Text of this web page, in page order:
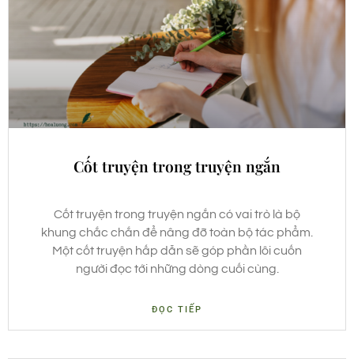
Cốt truyện trong truyện ngắn
Cốt truyện trong truyện ngắn có vai trò là bộ
khung chắc chắn để nâng đỡ toàn bộ tác phẩm.
Một cốt truyện hấp dẫn sẽ góp phần lôi cuốn
người đọc tới những dòng cuối cùng.
ĐỌC TIẾP